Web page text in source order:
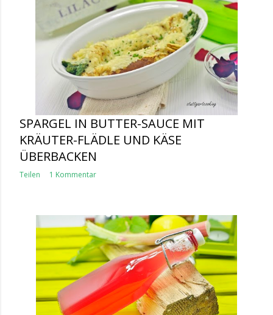
SPARGEL IN BUTTER-SAUCE MIT
KRÄUTER-FLÄDLE UND KÄSE
ÜBERBACKEN
Teilen 1 Kommentar